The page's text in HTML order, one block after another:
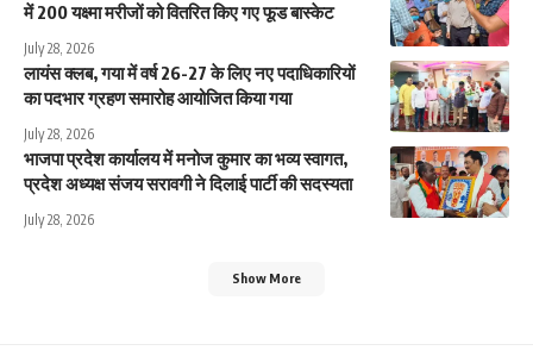
में 200 यक्ष्मा मरीजों को वितरित किए गए फूड बास्केट
July 28, 2026
लायंस क्लब, गया में वर्ष 26-27 के लिए नए पदाधिकारियों
का पदभार ग्रहण समारोह आयोजित किया गया
July 28, 2026
भाजपा प्रदेश कार्यालय में मनोज कुमार का भव्य स्वागत,
प्रदेश अध्यक्ष संजय सरावगी ने दिलाई पार्टी की सदस्यता
July 28, 2026
Show More